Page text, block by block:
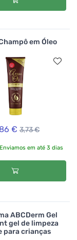
em Óleo
€ 3,73 €
em até 3 dias
ABCDerm Gel
gel de limpeza
para crianças